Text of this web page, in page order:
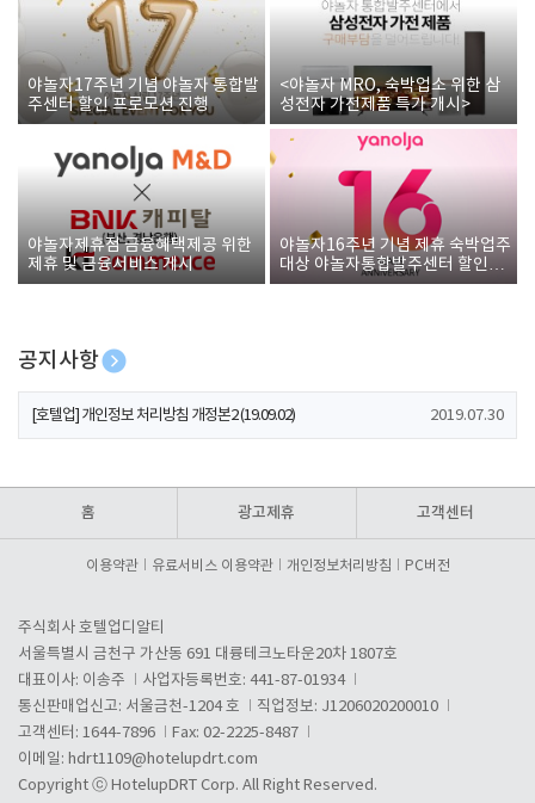
야놀자17주년 기념 야놀자 통합발
주센터 할인 프로모션 진행
<야놀자 MRO, 숙박업소 위한 삼
성전자 가전제품 특가 개시>
야놀자제휴점 금융혜택제공 위한
제휴 및 금융서비스 게시
야놀자16주년 기념 제휴 숙박업주
대상 야놀자통합발주센터 할인쿠
폰 증정
공지사항
[호텔업] 유료서비스 이용약관 개정본2 (19.09.02)
[호텔업] 개인정보 처리방침 개정본2 (19.09.02) 2019.07.30
홈 광고제휴 고객센터
이용약관 유료서비스 이용약관 개인정보처리방침 PC버전
주식회사 호텔업디알티
서울특별시 금천구 가산동 691 대륭테크노타운20차 1807호
대표이사: 이송주
사업자등록번호: 441-87-01934
통신판매업신고: 서울금천-1204 호
직업정보: J1206020200010
고객센터: 1644-7896
Fax: 02-2225-8487
이메일: hdrt1109@hotelupdrt.com
Copyright ⓒ HotelupDRT Corp. All Right Reserved.